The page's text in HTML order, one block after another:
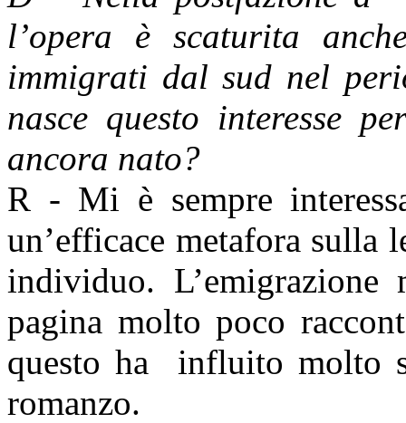
l’opera è scaturita
immigrati dal sud nel
nasce questo interesse
ancora nato?
R - Mi è sempre
un’efficace metafora
individuo.
pagina molto poco
questo ha influito molto
romanzo.